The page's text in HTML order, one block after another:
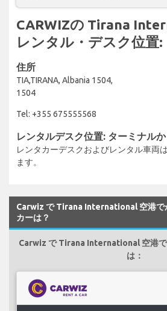
CARWIZの Tirana
レンタル・デスク位置:
住所
TIA,TIRANA, Albania 1504,
1504
Tel: +355 675555568
レンタルデスク位置: ターミナルか
レンタカーデスクおよびレンタル車両
ます。
Carwiz で Tirana International 空港で
カーは？
Carwiz で Tirana International 空港
は：